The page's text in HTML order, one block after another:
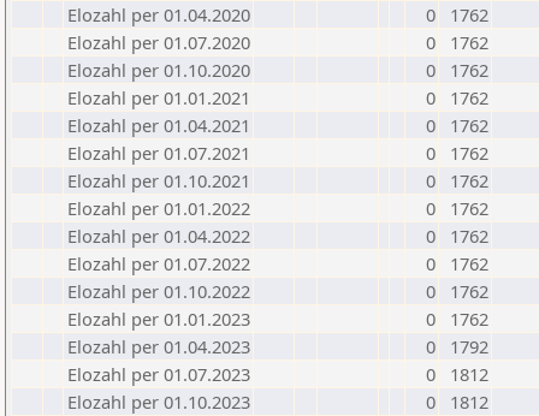
Elozahl per 01.04.2020
0
1762
Elozahl per 01.07.2020
0
1762
Elozahl per 01.10.2020
0
1762
Elozahl per 01.01.2021
0
1762
Elozahl per 01.04.2021
0
1762
Elozahl per 01.07.2021
0
1762
Elozahl per 01.10.2021
0
1762
Elozahl per 01.01.2022
0
1762
Elozahl per 01.04.2022
0
1762
Elozahl per 01.07.2022
0
1762
Elozahl per 01.10.2022
0
1762
Elozahl per 01.01.2023
0
1762
Elozahl per 01.04.2023
0
1792
Elozahl per 01.07.2023
0
1812
Elozahl per 01.10.2023
0
1812